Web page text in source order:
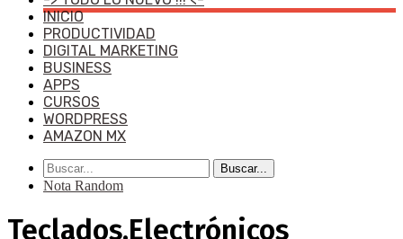
INICIO
PRODUCTIVIDAD
DIGITAL MARKETING
BUSINESS
APPS
CURSOS
WORDPRESS
AMAZON MX
Buscar...
Nota Random
Teclados,Electrónicos